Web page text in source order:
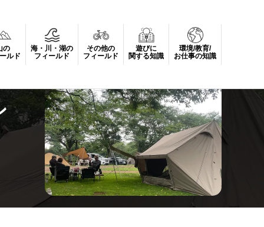
の
ルド
海・川・湖の
フィールド
その他の
フィールド
遊びに
関する知識
環境/教育/
お仕事の知識